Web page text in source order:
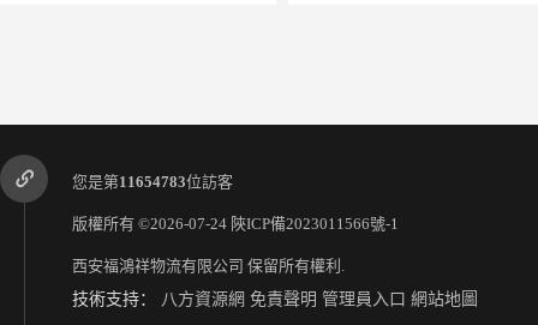
西安到商丘物流公司電話 西安到韶關貨運電話
您是第11654783位訪客
版權所有 ©2026-07-24 陜ICP備2023011566號-1
西安福鴻祥物流有限公司 保留所有權利.
技術支持：
八方資源網 免責聲明 管理員入口 網站地圖